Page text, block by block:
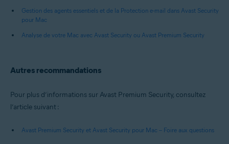
Gestion des agents essentiels et de la Protection e-mail dans Avast Security
pour Mac
Analyse de votre Mac avec Avast Security ou Avast Premium Security
Autres recommandations
Pour plus d’informations sur Avast Premium Security, consultez
l’article suivant :
Avast Premium Security et Avast Security pour Mac – Foire aux questions